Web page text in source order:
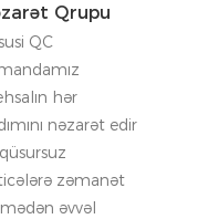
Qrupu
QC
hər
nəzarət edir
zəmanət
əvvəl